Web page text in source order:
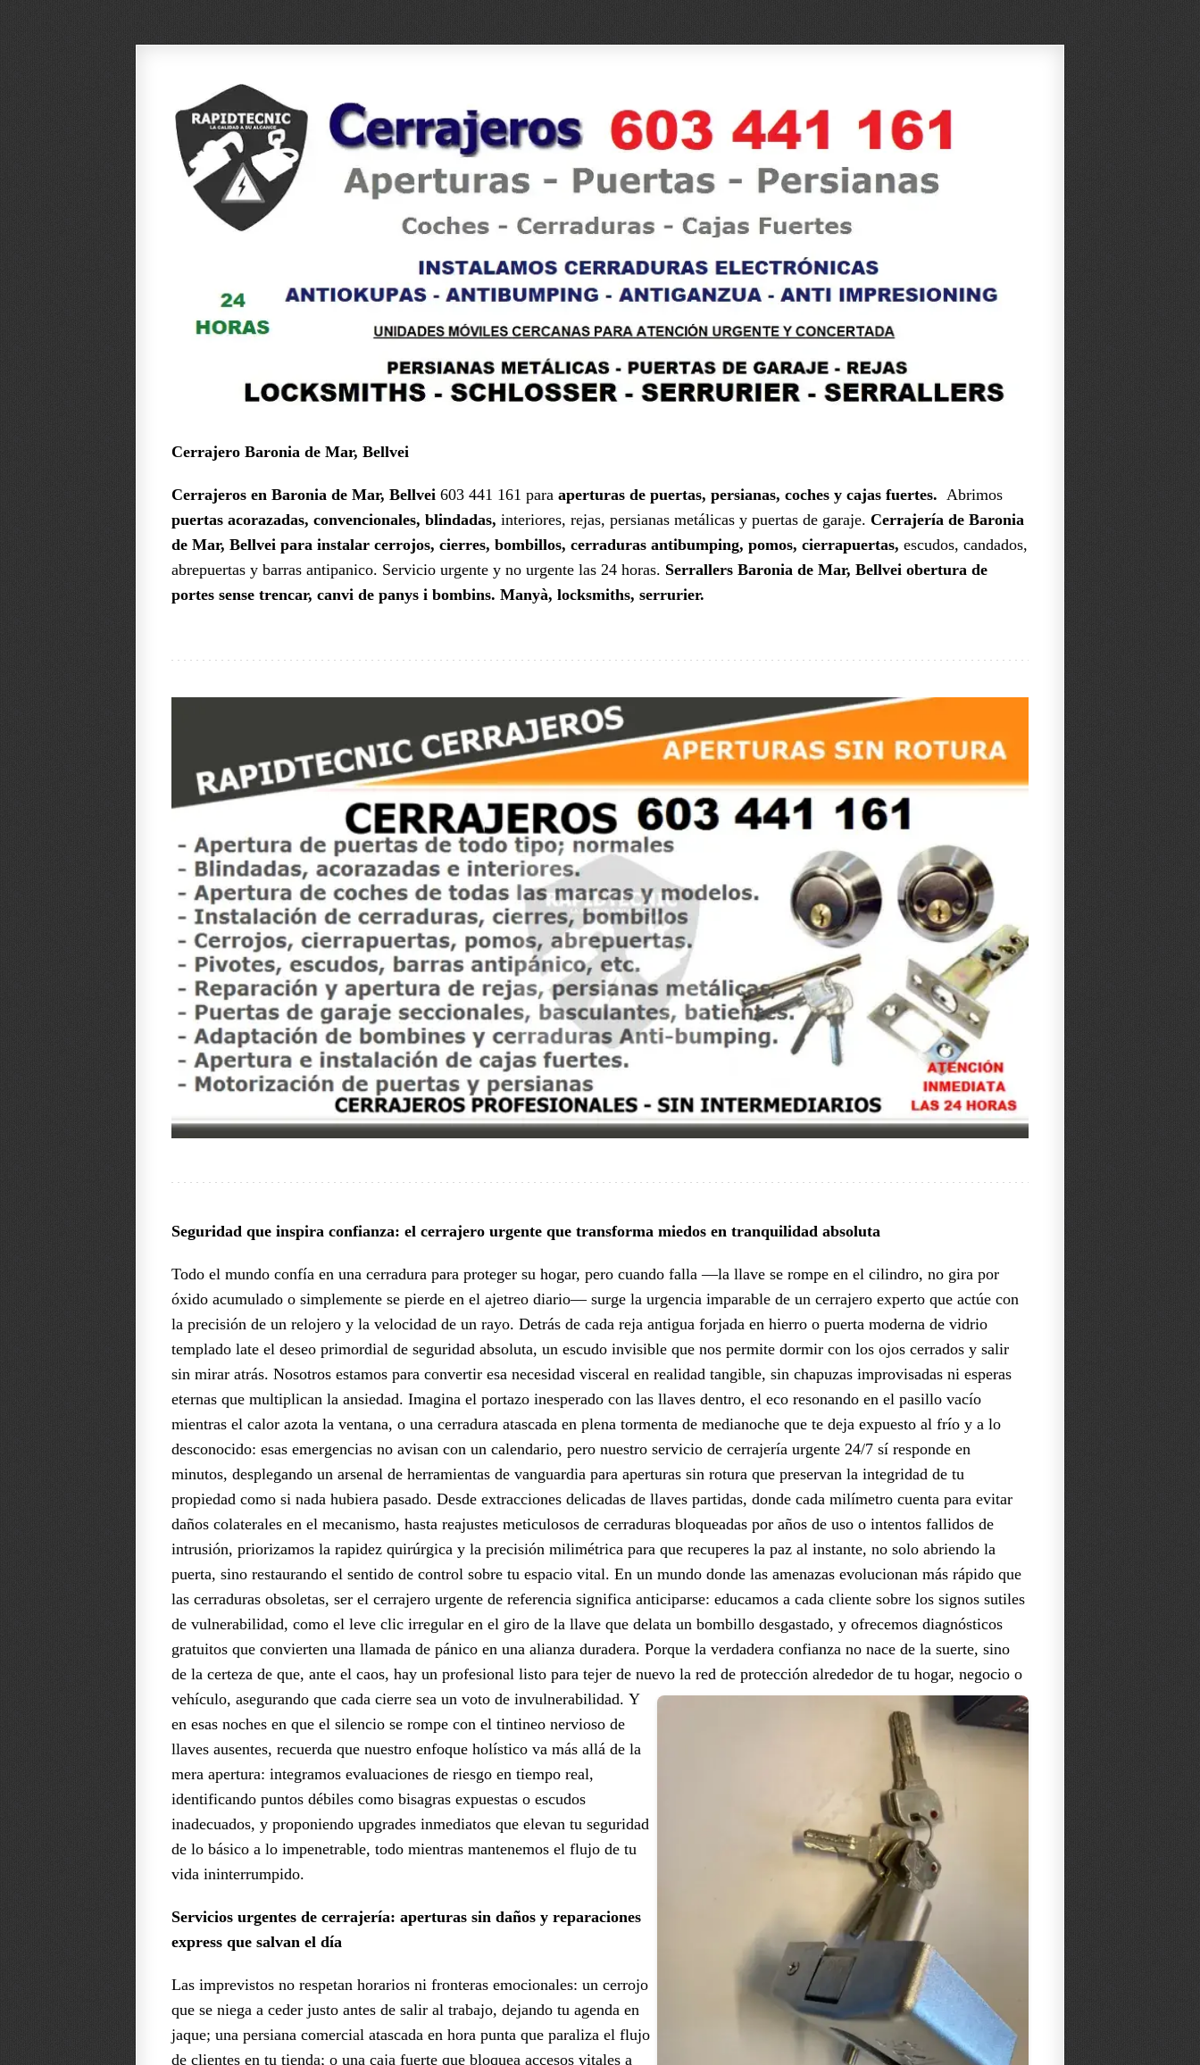
Cerrajero Baronia de Mar, Bellvei
Cerrajeros en Baronia de Mar, Bellvei 603 441 161 para aperturas de puertas, persianas, coches y cajas fuertes. Abrimos
puertas acorazadas, convencionales, blindadas, interiores, rejas, persianas metálicas y puertas de garaje. Cerrajería de Baronia
de Mar, Bellvei para instalar cerrojos, cierres, bombillos, cerraduras antibumping, pomos, cierrapuertas, escudos, candados,
abrepuertas y barras antipanico. Servicio urgente y no urgente las 24 horas. Serrallers Baronia de Mar, Bellvei obertura de
portes sense trencar, canvi de panys i bombins. Manyà, locksmiths, serrurier.
Seguridad que inspira confianza: el cerrajero urgente que transforma miedos en tranquilidad absoluta
Todo el mundo confía en una cerradura para proteger su hogar, pero cuando falla —la llave se rompe en el cilindro, no gira por
óxido acumulado o simplemente se pierde en el ajetreo diario— surge la urgencia imparable de un cerrajero experto que actúe con
la precisión de un relojero y la velocidad de un rayo. Detrás de cada reja antigua forjada en hierro o puerta moderna de vidrio
templado late el deseo primordial de seguridad absoluta, un escudo invisible que nos permite dormir con los ojos cerrados y salir
sin mirar atrás. Nosotros estamos para convertir esa necesidad visceral en realidad tangible, sin chapuzas improvisadas ni esperas
eternas que multiplican la ansiedad. Imagina el portazo inesperado con las llaves dentro, el eco resonando en el pasillo vacío
mientras el calor azota la ventana, o una cerradura atascada en plena tormenta de medianoche que te deja expuesto al frío y a lo
desconocido: esas emergencias no avisan con un calendario, pero nuestro servicio de cerrajería urgente 24/7 sí responde en
minutos, desplegando un arsenal de herramientas de vanguardia para aperturas sin rotura que preservan la integridad de tu
propiedad como si nada hubiera pasado. Desde extracciones delicadas de llaves partidas, donde cada milímetro cuenta para evitar
daños colaterales en el mecanismo, hasta reajustes meticulosos de cerraduras bloqueadas por años de uso o intentos fallidos de
intrusión, priorizamos la rapidez quirúrgica y la precisión milimétrica para que recuperes la paz al instante, no solo abriendo la
puerta, sino restaurando el sentido de control sobre tu espacio vital. En un mundo donde las amenazas evolucionan más rápido que
las cerraduras obsoletas, ser el cerrajero urgente de referencia significa anticiparse: educamos a cada cliente sobre los signos sutiles
de vulnerabilidad, como el leve clic irregular en el giro de la llave que delata un bombillo desgastado, y ofrecemos diagnósticos
gratuitos que convierten una llamada de pánico en una alianza duradera. Porque la verdadera confianza no nace de la suerte, sino
de la certeza de que, ante el caos, hay un profesional listo para tejer de nuevo la red de protección alrededor de tu hogar, negocio o
vehículo, asegurando que cada cierre sea un voto de invulnerabilidad. Y
en esas noches en que el silencio se rompe con el tintineo nervioso de
llaves ausentes, recuerda que nuestro enfoque holístico va más allá de la
mera apertura: integramos evaluaciones de riesgo en tiempo real,
identificando puntos débiles como bisagras expuestas o escudos
inadecuados, y proponiendo upgrades inmediatos que elevan tu seguridad
de lo básico a lo impenetrable, todo mientras mantenemos el flujo de tu
vida ininterrumpido.
Servicios urgentes de cerrajería: aperturas sin daños y reparaciones
express que salvan el día
Las imprevistos no respetan horarios ni fronteras emocionales: un cerrojo
que se niega a ceder justo antes de salir al trabajo, dejando tu agenda en
jaque; una persiana comercial atascada en hora punta que paraliza el flujo
de clientes en tu tienda; o una caja fuerte que bloquea accesos vitales a